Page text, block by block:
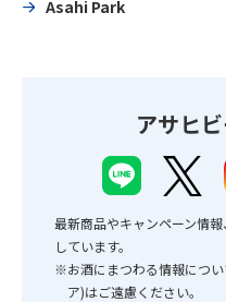
Asahi Park
アサヒ
最新商品やキャンペーン情
しています。
※お酒にまつわる情報につ
ア)はご遠慮ください。